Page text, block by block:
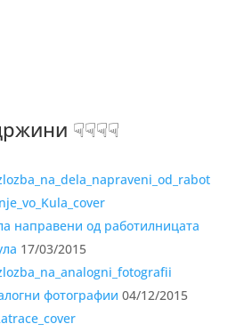
☟☟☟☟
направени од работилницата
17/03/2015
фотографии 04/12/2015